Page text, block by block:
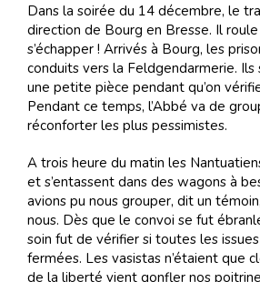
Dans la soirée du 14 décembre, le
direction de Bourg en Bresse. Il
s’échapper ! Arrivés à Bourg, les
conduits vers la Feldgendarmerie. Ils
une petite pièce pendant qu’on
Pendant ce temps, l’Abbé va de
réconforter les plus pessimistes.
A trois heure du matin les
et s’entassent dans des wagons à
avions pu nous grouper, dit un
nous. Dès que le convoi se fut
soin fut de vérifier si toutes les
fermées. Les vasistas n’étaient que
de la liberté vient gonfler nos